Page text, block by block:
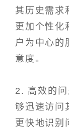
其历史需求
更加个性化
户为中心的
意度。
2. 高效的
够迅速访问
更快地识别